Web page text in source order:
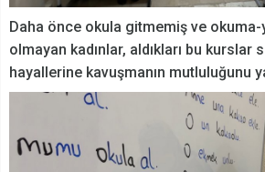
Daha önce okula gitmemiş ve
olmayan kadınlar, aldıkları bu kurslar
hayallerine kavuşmanın mutluluğunu